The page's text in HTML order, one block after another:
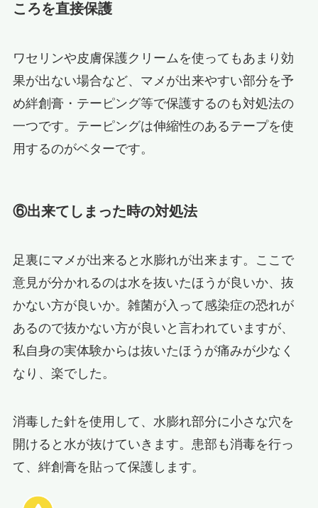
ころを直接保護
ワセリンや皮膚保護クリームを使ってもあまり効
果が出ない場合など、マメが出来やすい部分を予
め絆創膏・テーピング等で保護するのも対処法の
一つです。テーピングは伸縮性のあるテープを使
用するのがベターです。
⑥出来てしまった時の対処法
足裏にマメが出来ると水膨れが出来ます。ここで
意見が分かれるのは水を抜いたほうが良いか、抜
かない方が良いか。雑菌が入って感染症の恐れが
あるので抜かない方が良いと言われていますが、
私自身の実体験からは抜いたほうが痛みが少なく
なり、楽でした。
消毒した針を使用して、水膨れ部分に小さな穴を
開けると水が抜けていきます。患部も消毒を行っ
て、絆創膏を貼って保護します。